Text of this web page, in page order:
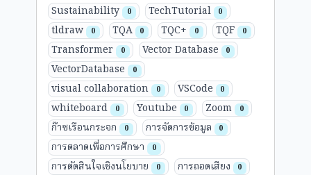
Sustainability 0 TechTutorial 0
tldraw 0 TQA 0 TQC+ 0 TQF 0
Transformer 0 Vector Database 0
VectorDatabase 0
visual collaboration 0 VSCode 0
whiteboard 0 Youtube 0 Zoom 0
ก๊าซเรือนกระจก 0 การจัดการข้อมูล 0
การตลาดเพื่อการศึกษา 0
การตัดสินใจเชิงนโยบาย 0 การถอดเสียง 0